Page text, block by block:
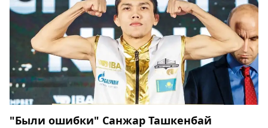
"Были ошибки" Санжар Ташкенбай